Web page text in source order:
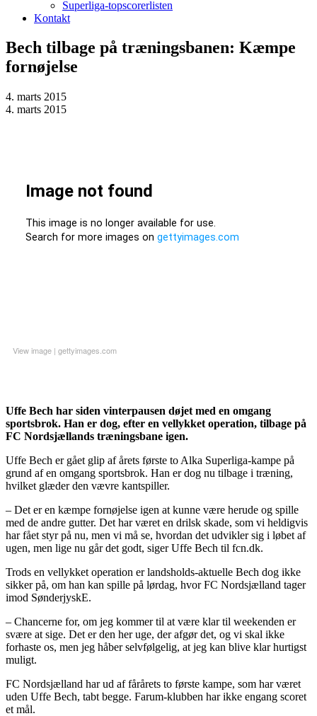
Superliga-topscorerlisten
Kontakt
Bech tilbage på træningsbanen: Kæmpe
fornøjelse
4. marts 2015
4. marts 2015
View image | gettyimages.com
Uffe Bech har siden vinterpausen døjet med en omgang
sportsbrok. Han er dog, efter en vellykket operation, tilbage på
FC Nordsjællands træningsbane igen.
Uffe Bech er gået glip af årets første to Alka Superliga-kampe på
grund af en omgang sportsbrok. Han er dog nu tilbage i træning,
hvilket glæder den vævre kantspiller.
– Det er en kæmpe fornøjelse igen at kunne være herude og spille
med de andre gutter. Det har været en drilsk skade, som vi heldigvis
har fået styr på nu, men vi må se, hvordan det udvikler sig i løbet af
ugen, men lige nu går det godt, siger Uffe Bech til fcn.dk.
Trods en vellykket operation er landsholds-aktuelle Bech dog ikke
sikker på, om han kan spille på lørdag, hvor FC Nordsjælland tager
imod SønderjyskE.
– Chancerne for, om jeg kommer til at være klar til weekenden er
svære at sige. Det er den her uge, der afgør det, og vi skal ikke
forhaste os, men jeg håber selvfølgelig, at jeg kan blive klar hurtigst
muligt.
FC Nordsjælland har ud af fårårets to første kampe, som har været
uden Uffe Bech, tabt begge. Farum-klubben har ikke engang scoret
et mål.